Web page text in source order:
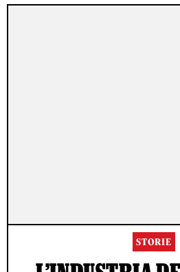
STORIE